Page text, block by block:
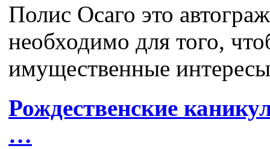
Полис Осаго это
необходимо для того,
имущественные
Рождественские
…